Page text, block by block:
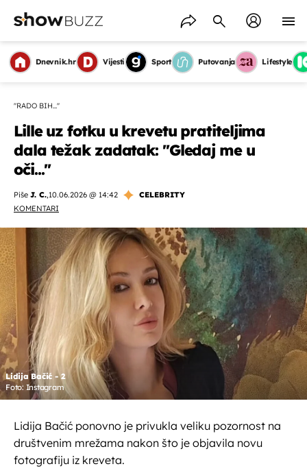
Dnevnik.hr Vijesti Sport Putovanja Lifestyle
''RADO BIH...''
Lille uz fotku u krevetu pratiteljima
dala težak zadatak: ''Gledaj me u
oči...''
Piše J. C.,10.06.2026 @ 14:42
CELEBRITY
KOMENTARI
Lidija Bačić - 2
Foto: Instagram
Lidija Bačić ponovno je privukla veliku pozornost na
društvenim mrežama nakon što je objavila novu
fotografiju iz kreveta.
OMOGUĆI OBAVIJESTI